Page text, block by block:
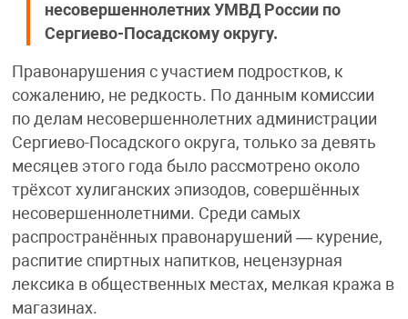
несовершеннолетних УМВД России по
Сергиево-Посадскому округу.
Правонарушения с участием подростков, к
сожалению, не редкость. По данным комиссии
по делам несовершеннолетних администрации
Сергиево-Посадского округа, только за девять
месяцев этого года было рассмотрено около
трёхсот хулиганских эпизодов, совершённых
несовершеннолетними. Среди самых
распространённых правонарушений — курение,
распитие спиртных напитков, нецензурная
лексика в общественных местах, мелкая кража в
магазинах.